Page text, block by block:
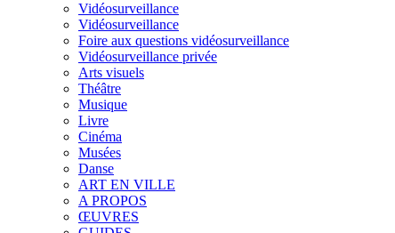
Vidéosurveillance
Vidéosurveillance
Foire aux questions vidéosurveillance
Vidéosurveillance privée
Arts visuels
Théâtre
Musique
Livre
Cinéma
Musées
Danse
ART EN VILLE
A PROPOS
ŒUVRES